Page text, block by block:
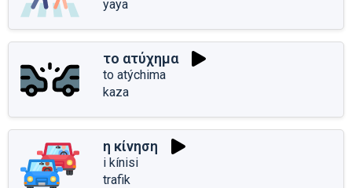
yaya
το ατύχημα
to atýchima
kaza
η κίνηση
i kínisi
trafik